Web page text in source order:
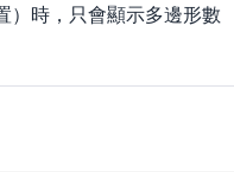
）時，只會顯示多邊形數